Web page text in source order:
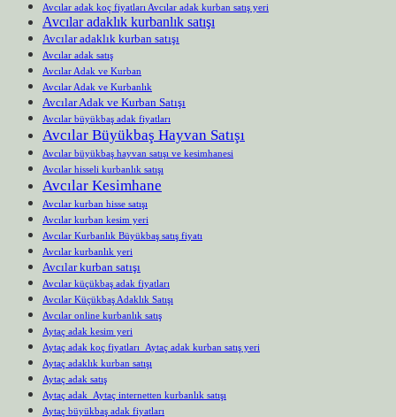
Avcılar adak koç fiyatları Avcılar adak kurban satış yeri
Avcılar adaklık kurbanlık satışı
Avcılar adaklık kurban satışı
Avcılar adak satış
Avcılar Adak ve Kurban
Avcılar Adak ve Kurbanlık
Avcılar Adak ve Kurban Satışı
Avcılar büyükbaş adak fiyatları
Avcılar Büyükbaş Hayvan Satışı
Avcılar büyükbaş hayvan satışı ve kesimhanesi
Avcılar hisseli kurbanlık satışı
Avcılar Kesimhane
Avcılar kurban hisse satışı
Avcılar kurban kesim yeri
Avcılar Kurbanlık Büyükbaş satış fiyatı
Avcılar kurbanlık yeri
Avcılar kurban satışı
Avcılar küçükbaş adak fiyatları
Avcılar Küçükbaş Adaklık Satışı
Avcılar online kurbanlık satış
Aytaç adak kesim yeri
Aytaç adak koç fiyatları Aytaç adak kurban satış yeri
Aytaç adaklık kurban satışı
Aytaç adak satış
Aytaç adak Aytaç internetten kurbanlık satışı
Aytaç büyükbaş adak fiyatları